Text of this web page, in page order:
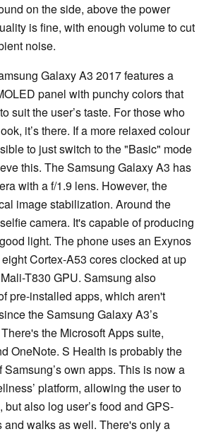
on the side, above the power
is fine, with enough volume to cut
noise.
Galaxy A3 2017 features a
panel with punchy colors that
suit the user’s taste. For those who
it’s there. If a more relaxed colour
to just switch to the "Basic" mode
this. The Samsung Galaxy A3 has
with a f/1.9 lens. However, the
image stabilization. Around the
camera. It's capable of producing
light. The phone uses an Exynos
Cortex-A53 cores clocked at up
T830 GPU. Samsung also
pre-installed apps, which aren't
the Samsung Galaxy A3’s
the Microsoft Apps suite,
OneNote. S Health is probably the
Samsung’s own apps. This is now a
platform, allowing the user to
but also log user’s food and GPS-
and walks as well. There's only a